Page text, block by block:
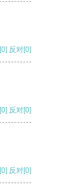
[0] 反对[0]
[0] 反对[0]
[0] 反对[0]